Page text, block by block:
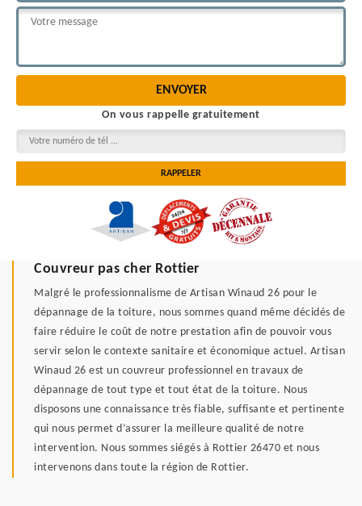
On vous rappelle gratuitement
Couvreur pas cher Rottier
Malgré le professionnalisme de Artisan Winaud 26 pour le
dépannage de la toiture, nous sommes quand même décidés de
faire réduire le coût de notre prestation afin de pouvoir vous
servir selon le contexte sanitaire et économique actuel. Artisan
Winaud 26 est un couvreur professionnel en travaux de
dépannage de tout type et tout état de la toiture. Nous
disposons une connaissance très fiable, suffisante et pertinente
qui nous permet d’assurer la meilleure qualité de notre
intervention. Nous sommes siégés à Rottier 26470 et nous
intervenons dans toute la région de Rottier.